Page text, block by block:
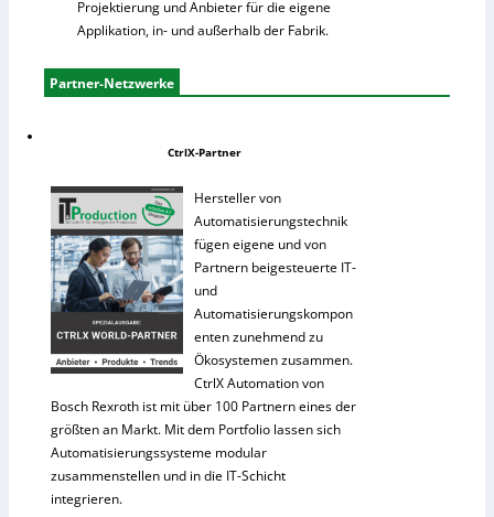
Projektierung und Anbieter für die eigene
Applikation, in- und außerhalb der Fabrik.
Partner-Netzwerke
CtrlX-Partner
Hersteller von
Automatisierungstechnik
fügen eigene und von
Partnern beigesteuerte IT-
und
Automatisierungskompon
enten zunehmend zu
Ökosystemen zusammen.
CtrlX Automation von
Bosch Rexroth ist mit über 100 Partnern eines der
größten an Markt. Mit dem Portfolio lassen sich
Automatisierungssysteme modular
zusammenstellen und in die IT-Schicht
integrieren.